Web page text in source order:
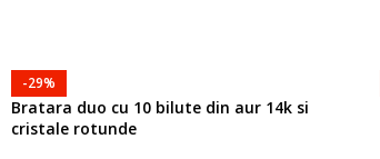
-29%
Bratara duo cu 10 bilute din aur 14k si
cristale rotunde